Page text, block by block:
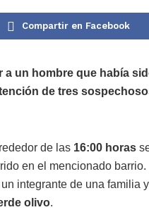
Compartir en Facebook
a un hombre que había
de tres
de las 16:00 horas
en el mencionado
integrante de una familia
olivo.